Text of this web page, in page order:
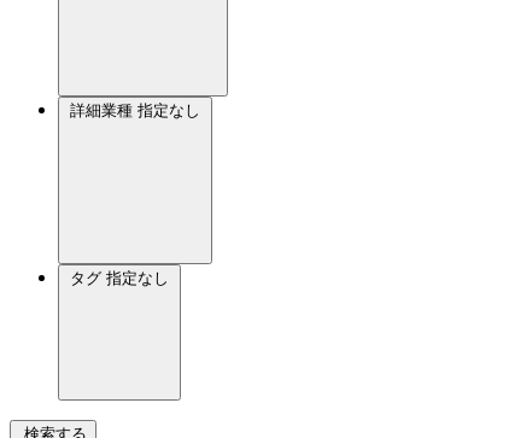
詳細業種 指定なし
タグ 指定なし
検索する